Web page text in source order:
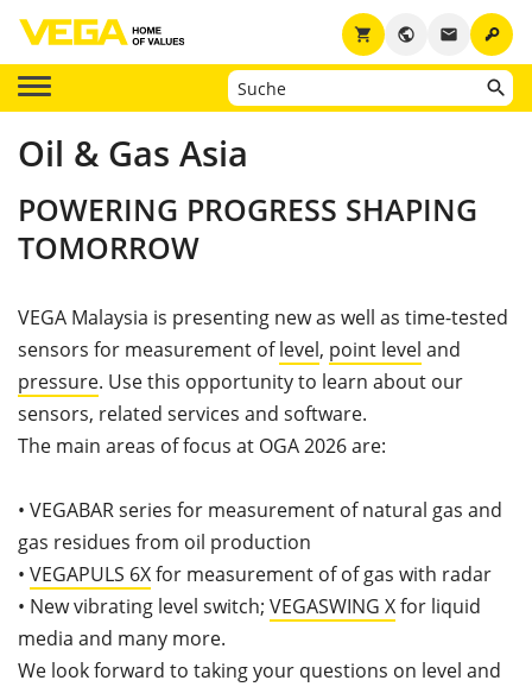
key
email
public
shopping_cart
Oil & Gas Asia
POWERING PROGRESS SHAPING
TOMORROW
VEGA Malaysia is presenting new as well as time-tested
sensors for measurement oflevel, point level and
pressure. Use this opportunity to learn about our
sensors, related services and software.
The main areas of focus at OGA 2026 are:
• VEGABAR series for measurement of natural gas and
gas residues from oil production
• VEGAPULS 6Xfor measurement of of gas with radar
• New vibrating level switch; VEGASWING Xfor liquid
media and many more.
We look forward to taking your questions on level and